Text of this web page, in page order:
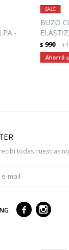
-
BUZO
$ 990 $
todas nuestras
 